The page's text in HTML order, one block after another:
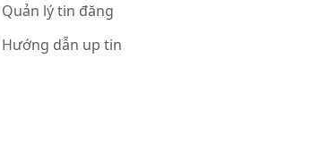
Quản lý tin đăng
Hướng dẫn up tin